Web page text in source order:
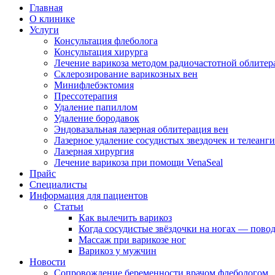
Главная
О клинике
Услуги
Консультация флеболога
Консультация хирурга
Лечение варикоза методом радиочастотной
Склерозирование варикозных вен
Минифлебэктомия
Прессотерапия
Удаление папиллом
Удаление бородавок
Эндовазальная лазерная облитерация вен
Лазерное удаление сосудистых звездочек и
Лазерная хирургия
Лечение варикоза при помощи VenaSeal
Прайс
Специалисты
Информация для пациентов
Статьи
Как вылечить варикоз
Когда сосудистые звёздочки на ногах —
Массаж при варикозе ног
Варикоз у мужчин
Новости
Сопровождение беременности врачом флебологом